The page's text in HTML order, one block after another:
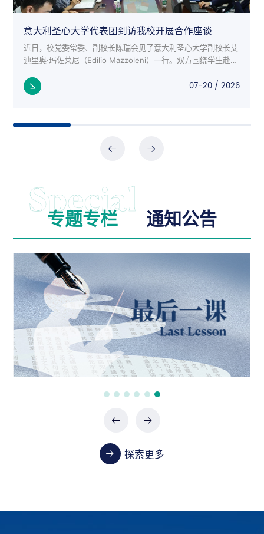
意大利圣心大学代表团到访我校开展合作座谈
近日，校党委常委、副校长陈瑞会见了意大利圣心大学副校长艾
迪里奥·玛佐莱尼（Edilio Mazzoleni）一行。双方围绕学生赴意
利来...
07-20 / 2026
专题专栏 通知公告
探索更多
政府采购项目（0747-2660SCCZD088）中标结
果公告
07-24 / 2026
政府采购项目（XHTC-HW-2026-0487）中标结
果公告
政府采购项目（XHTC-HW-2026-0485）中标结
首都医科大学2023-2024学年本科教学质量报告